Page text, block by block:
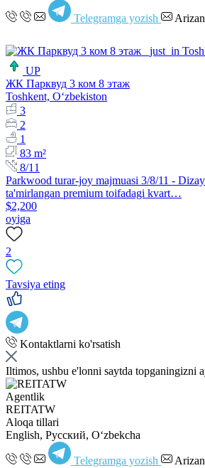
Telegramga yozish
UP
ЖК Парквуд 3 ком 8 этаж
Toshkent, Oʻzbekiston
3
2
1
83 m²
8/11
Parkwood turar-joy majmuasi 3/8/11 -
ta'mirlangan premium toifadagi kvart…
$2,200
oyiga
2
Tavsiya eting
Kontaktlarni ko'rsatish
Iltimos, ushbu e'lonni saytda topganingizni
Agentlik
REITATW
Aloqa tillari
English, Русский, Oʻzbekcha
Telegramga yozish